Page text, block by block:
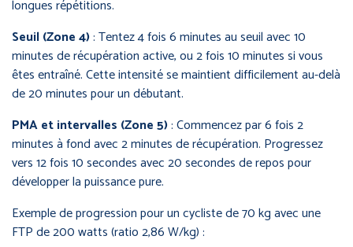
longues répétitions.
Seuil (Zone 4): Tentez 4 fois 6 minutes au seuil avec 10
minutes de récupération active, ou 2 fois 10 minutes si vous
êtes entraîné. Cette intensité se maintient difficilement au-delà
de 20 minutes pour un débutant.
PMA et intervalles (Zone 5): Commencez par 6 fois 2
minutes à fond avec 2 minutes de récupération. Progressez
vers 12 fois 10 secondes avec 20 secondes de repos pour
développer la puissance pure.
Exemple de progression pour un cycliste de 70 kg avec une
FTP de 200 watts (ratio 2,86 W/kg) :